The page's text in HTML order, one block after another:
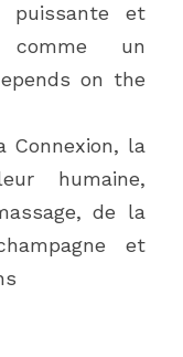
puissante et
comme un
on the
Connexion, la
humaine,
de la
et